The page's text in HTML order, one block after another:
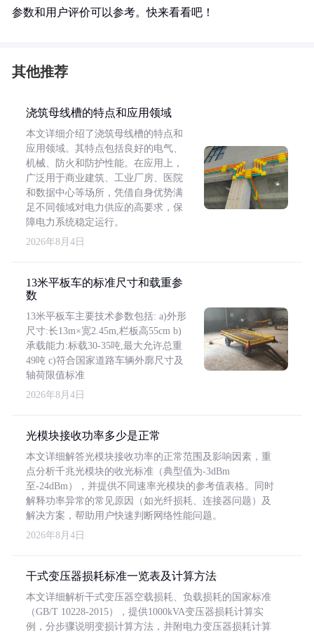
参数和用户评价可以参考。快来看看吧！
其他推荐
浇筑母线槽的特点和应用领域
本文详细介绍了浇筑母线槽的特点和
应用领域。其特点包括良好的电气、
机械、防火和防护性能。在应用上，
广泛用于商业建筑、工业厂房、医院
和数据中心等场所，凭借自身优势满
足不同领域对电力供应的高要求，保
障电力系统稳定运行。
2026年8月4日
13米平板车的标准尺寸和载重参
数
13米平板车主要技术参数包括: a)外形
尺寸:长13m×宽2.45m,栏板高55cm b)
承载能力:标载30-35吨,最大允许总重
49吨 c)符合国家道路车辆外廓尺寸及
轴荷限值标准
2026年8月4日
光模块接收功率多少是正常
本文详细解答光模块接收功率的正常范围及影响因素，重
点分析千兆光模块的收光标准（典型值为-3dBm
至-24dBm），并提供不同速率光模块的参考值表格。同时
解释功率异常的常见原因（如光纤损耗、连接器问题）及
解决方案，帮助用户快速判断网络性能问题。
2026年8月4日
干式变压器损耗标准一览表及计算方法
本文详细解析干式变压器空载损耗、负载损耗的国家标准
（GB/T 10228-2015），提供1000kVA变压器损耗计算实
例，分步骤说明变损计算方法，并附电力变压器损耗计算